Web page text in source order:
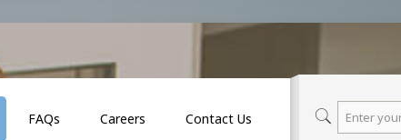
FAQs Careers Contact Us